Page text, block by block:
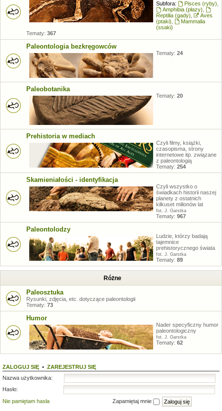
Subfora: Pisces (ryby)
Amphibia (płazy)
Reptilia (gady)
Aves
(ptaki)
Mammalia
(ssaki)
Tematy: 367
Paleontologia bezkręgowców
Tematy: 24
Paleobotanika
Tematy: 20
Prehistoria w mediach
Czyli filmy, książki,
czasopisma, strony
internetowe itp. związane
z paleontologią
Tematy: 254
Skamieniałości - identyfikacja
Czyli wszystko o
świadkach historii naszej
planety z ostatnich
kilkuset milionów lat
fot. J. Garstka
Tematy: 967
Paleontolodzy
Ludzie, którzy badają
tajemnice
prehistorycznego świata
fot. J. Garstka
Tematy: 89
Różne
Paleosztuka
Rysunki, zdjęcia, etc. dotyczące paleontologii
Tematy: 73
Humor
Nader specyficzny humor
paleontologiczny
fot. J. Garstka
Tematy: 62
ZALOGUJ SIĘ • ZAREJESTRUJ SIĘ
Nazwa użytkownika:
Hasło:
Nie pamiętam hasła
Zapamiętaj mnie